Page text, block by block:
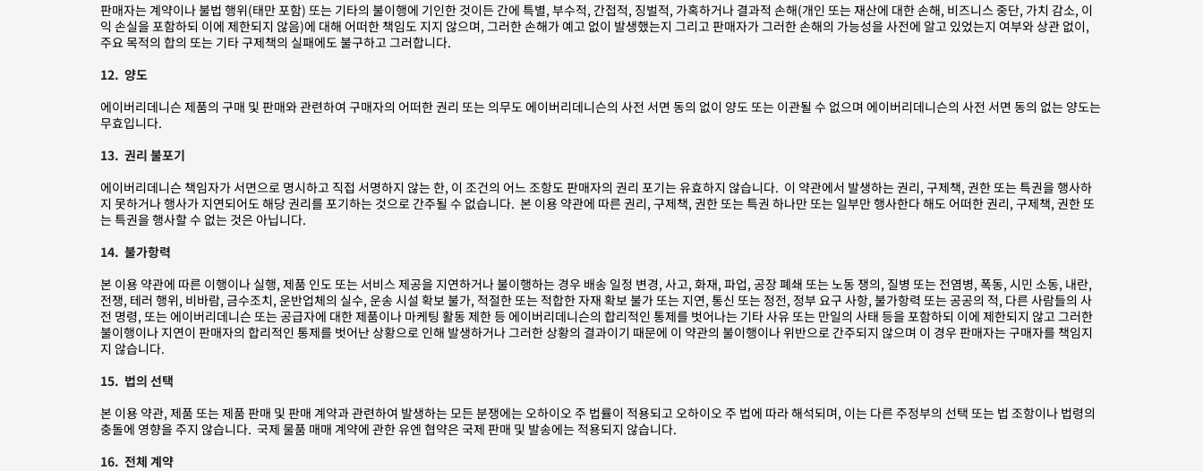
판매자는 계약이나 불법 행위(태만 포함) 또는 기타의 불이행에 기인한 것이든 간에 특별, 부수적, 간접적, 징벌적, 가혹하거나 결과적 손해(개인 또는 재산에 대한 손해, 비즈니스 중단, 가치 감소, 이
익 손실을 포함하되 이에 제한되지 않음)에 대해 어떠한 책임도 지지 않으며, 그러한 손해가 예고 없이 발생했는지 그리고 판매자가 그러한 손해의 가능성을 사전에 알고 있었는지 여부와 상관 없이,
주요 목적의 합의 또는 기타 구제책의 실패에도 불구하고 그러합니다.
12. 양도
에이버리데니슨 제품의 구매 및 판매와 관련하여 구매자의 어떠한 권리 또는 의무도 에이버리데니슨의 사전 서면 동의 없이 양도 또는 이관될 수 없으며 에이버리데니슨의 사전 서면 동의 없는 양도는
무효입니다.
13. 권리 불포기
에이버리데니슨 책임자가 서면으로 명시하고 직접 서명하지 않는 한, 이 조건의 어느 조항도 판매자의 권리 포기는 유효하지 않습니다. 이 약관에서 발생하는 권리, 구제책, 권한 또는 특권을 행사하
지 못하거나 행사가 지연되어도 해당 권리를 포기하는 것으로 간주될 수 없습니다. 본 이용 약관에 따른 권리, 구제책, 권한 또는 특권 하나만 또는 일부만 행사한다 해도 어떠한 권리, 구제책, 권한 또
는 특권을 행사할 수 없는 것은 아닙니다.
14. 불가항력
본 이용 약관에 따른 이행이나 실행, 제품 인도 또는 서비스 제공을 지연하거나 불이행하는 경우 배송 일정 변경, 사고, 화재, 파업, 공장 폐쇄 또는 노동 쟁의, 질병 또는 전염병, 폭동, 시민 소동, 내란,
전쟁, 테러 행위, 비바람, 금수조치, 운반업체의 실수, 운송 시설 확보 불가, 적절한 또는 적합한 자재 확보 불가 또는 지연, 통신 또는 정전, 정부 요구 사항, 불가항력 또는 공공의 적, 다른 사람들의 사
전 명령, 또는 에이버리데니슨 또는 공급자에 대한 제품이나 마케팅 활동 제한 등 에이버리데니슨의 합리적인 통제를 벗어나는 기타 사유 또는 만일의 사태 등을 포함하되 이에 제한되지 않고 그러한
불이행이나 지연이 판매자의 합리적인 통제를 벗어난 상황으로 인해 발생하거나 그러한 상황의 결과이기 때문에 이 약관의 불이행이나 위반으로 간주되지 않으며 이 경우 판매자는 구매자를 책임지
지 않습니다.
15. 법의 선택
본 이용 약관, 제품 또는 제품 판매 및 판매 계약과 관련하여 발생하는 모든 분쟁에는 오하이오 주 법률이 적용되고 오하이오 주 법에 따라 해석되며, 이는 다른 주정부의 선택 또는 법 조항이나 법령의
충돌에 영향을 주지 않습니다. 국제 물품 매매 계약에 관한 유엔 협약은 국제 판매 및 발송에는 적용되지 않습니다.
16. 전체 계약